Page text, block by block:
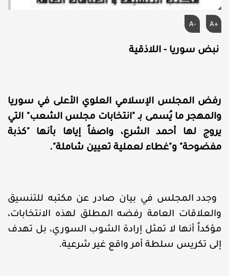
A+
A-
نبض سوريا - اللاذقية
رفض المجلس الإسلامي العلوي الأعلى في سوريا
والمهجر ما يُسمى بـ "انتخابات مجلس الشعب" التي
يروج لها أحمد الشرع، واصفاً إياها بأنها "كذبة
مفضوحة" و"غطاء لعملية تعيين شاملة".
وجدد المجلس في بيان صادر عن مكتبه للتنسيق
والعلاقات العامة رفضه المطلق لهذه الانتخابات،
مؤكداً أنها لا تمثل إرادة الشوب السوري، بل تهدف
إلى تكريس سلطة أمر واقع غير شرعية.